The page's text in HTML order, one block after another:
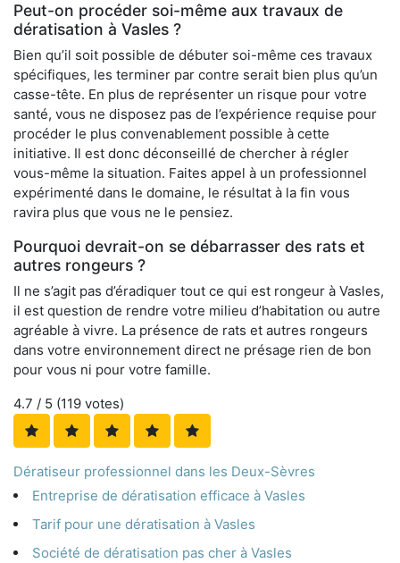
Peut-on procéder soi-même aux travaux de
dératisation à Vasles ?
Bien qu’il soit possible de débuter soi-même ces travaux
spécifiques, les terminer par contre serait bien plus qu’un
casse-tête. En plus de représenter un risque pour votre
santé, vous ne disposez pas de l’expérience requise pour
procéder le plus convenablement possible à cette
initiative. Il est donc déconseillé de chercher à régler
vous-même la situation. Faites appel à un professionnel
expérimenté dans le domaine, le résultat à la fin vous
ravira plus que vous ne le pensiez.
Pourquoi devrait-on se débarrasser des rats et
autres rongeurs ?
Il ne s’agit pas d’éradiquer tout ce qui est rongeur à Vasles,
il est question de rendre votre milieu d’habitation ou autre
agréable à vivre. La présence de rats et autres rongeurs
dans votre environnement direct ne présage rien de bon
pour vous ni pour votre famille.
4.7 / 5 (119 votes)
Dératiseur professionnel dans les Deux-Sèvres
Entreprise de dératisation efficace à Vasles
Tarif pour une dératisation à Vasles
Société de dératisation pas cher à Vasles